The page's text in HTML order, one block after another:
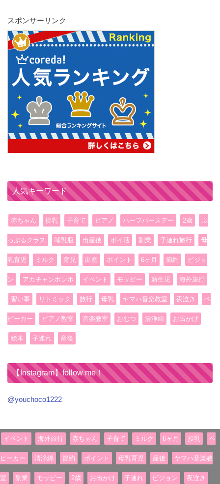
スポンサーリンク
人気キーワード
赤ちゃん 授乳 子育て ピアノ ハーフバースデー 2歳 ぷ
っぷるクラス 哺乳瓶 出産後 ポイ活 副業 子連れ旅行 母
乳育児 ミルク 育児 出産 ポイント 6ヶ月 節約 ピジョ
ン アカチャンホンポ イベント モッピー 新生児 海外旅行
習い事 リトミック 旅行 母乳 ヤマハ音楽教室 夜泣き ベ
ビーカー ピアノ教室 音楽教室 おむつ 清浄綿 お出かけ
絵本 子連れ 産後
【Instagram】follow me！
@youchoco1222
イベント 海外旅行 赤ちゃん 子育て ミルク 6ヶ月 授乳 ベ
ビーカー 清浄綿 節約 ポイント 母乳育児 産後 ヤマハ音楽教
室 副業 モッピー 2歳 お出かけ 子連れ ピジョン 夜泣き